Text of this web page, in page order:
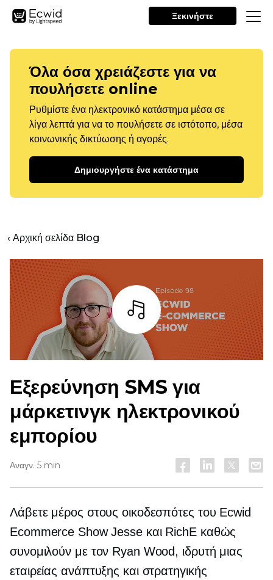
Ξεκινήστε
Όλα όσα χρειάζεστε για να
πουλήσετε online
Ρυθμίστε ένα ηλεκτρονικό κατάστημα μέσα σε
λίγα λεπτά για να το πουλήσετε σε ιστότοπο, μέσα
κοινωνικής δικτύωσης ή αγορές.
Δημιουργήστε ένα κατάστημα
‹ Αρχική σελίδα Blog
Άκουσε
Εξερεύνηση SMS για
μάρκετινγκ ηλεκτρονικού
εμπορίου
Αναγν. 5 min
Λάβετε μέρος στους οικοδεσπότες του Ecwid
Ecommerce Show Jesse και RichE καθώς
συνομιλούν με τον Ryan Wood, ιδρυτή μιας
εταιρείας ανάπτυξης και στρατηγικής